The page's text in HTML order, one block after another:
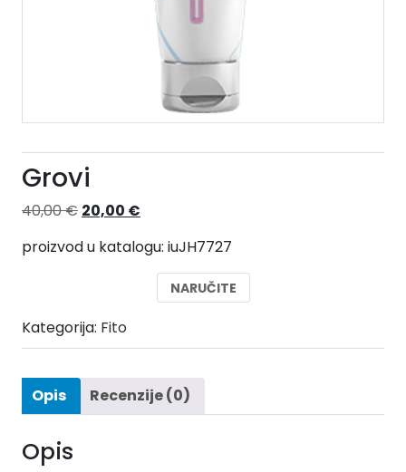
Grovi
40,00€ Izvorna
bila
20,00 €
je:
20,00 €.
proizvod u katalogu: iuJH7727
NARUČITE
Kategorija: Fito
Opis Recenzije (0)
Opis